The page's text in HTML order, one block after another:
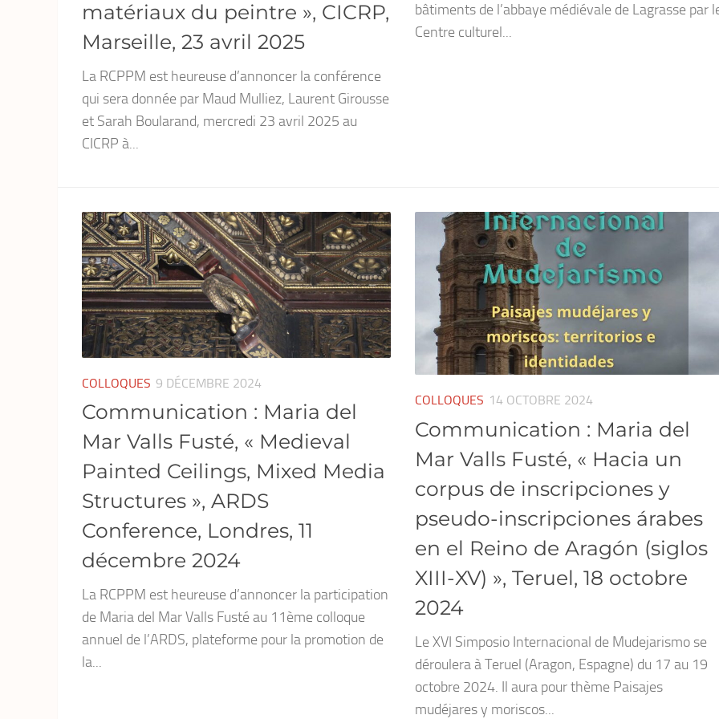
matériaux du peintre », CICRP,
Marseille, 23 avril 2025
La RCPPM est heureuse d’annoncer la conférence
qui sera donnée par Maud Mulliez, Laurent Girousse
et Sarah Boularand, mercredi 23 avril 2025 au
CICRP à...
bâtiments de l’abbaye médiévale de Lagrasse par
Centre culturel...
COLLOQUES 9 DÉCEMBRE 2024
Communication : Maria del
Mar Valls Fusté, « Medieval
Painted Ceilings, Mixed Media
Structures », ARDS
Conference, Londres, 11
décembre 2024
La RCPPM est heureuse d’annoncer la participation
de Maria del Mar Valls Fusté au 11ème colloque
annuel de l’ARDS, plateforme pour la promotion de
la...
COLLOQUES 14 OCTOBRE 2024
Communication : Maria del
Mar Valls Fusté, « Hacia un
corpus de inscripciones y
pseudo-inscripciones árabes
en el Reino de Aragón (siglos
XIII-XV) », Teruel, 18 octobre
2024
Le XVI Simposio Internacional de Mudejarismo se
déroulera à Teruel (Aragon, Espagne) du 17 au 19
octobre 2024. Il aura pour thème Paisajes
mudéjares y moriscos...